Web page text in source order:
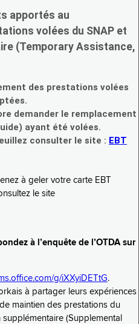
apportés au
volées du SNAP et
(Temporary Assistance,
des prestations volées
demander le remplacement
ayant été volées.
consulter le site : EBT
à geler votre carte EBT
le site
à l’enquête de l’OTDA sur
g/iXXyiDETtG.
à partager leurs expériences
maintien des prestations du
(Supplemental